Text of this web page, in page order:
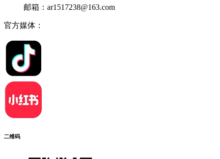
邮箱：ar1517238@163.com
官方媒体：
二维码